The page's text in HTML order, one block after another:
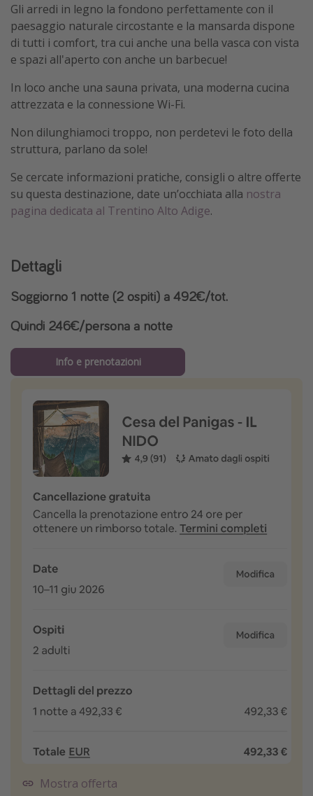
Gli arredi in legno la fondono perfettamente con il
paesaggio naturale circostante e la mansarda dispone
di tutti i comfort, tra cui anche una bella vasca con vista
e spazi all'aperto con anche un barbecue!
In loco anche una sauna privata, una moderna cucina
attrezzata e la connessione Wi-Fi.
Non dilunghiamoci troppo, non perdetevi le foto della
struttura, parlano da sole!
Se cercate informazioni pratiche, consigli o altre offerte
su questa destinazione, date un’occhiata alla nostra
pagina dedicata al Trentino Alto Adige.
Dettagli
Soggiorno 1 notte (2 ospiti) a 492€/tot.
Quindi 246€/persona a notte
Info e prenotazioni
Mostra offerta